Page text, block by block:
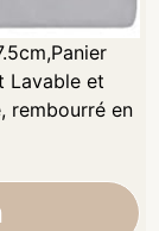
Lavable et
rembourré en